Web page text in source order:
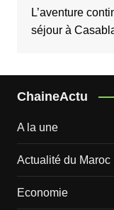
L’aventure
séjour à
ChaineActu
A la une
Actualité du Maroc
Economie